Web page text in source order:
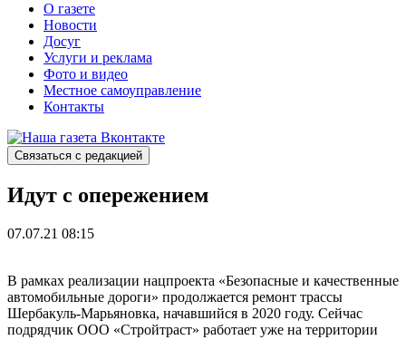
О газете
Новости
Досуг
Услуги и реклама
Фото и видео
Местное самоуправление
Контакты
Связаться с редакцией
Идут с опережением
07.07.21 08:15
В рамках реализации нацпроекта «Безопасные и качественные
автомобильные дороги» продолжается ремонт трассы
Шербакуль-Марьяновка, начавшийся в 2020 году. Сейчас
подрядчик ООО «Стройтраст» работает уже на территории